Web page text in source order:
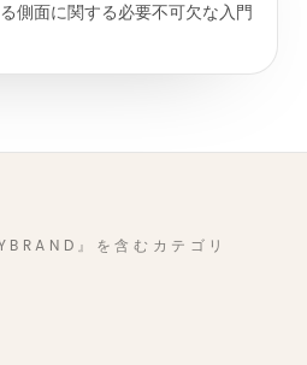
側面に関する必要不可欠な入門
』を含むカテゴリ